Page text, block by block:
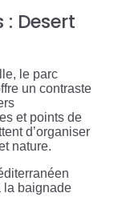
Desert
le parc
un contraste
et points de
d’organiser
nature.
la baignade